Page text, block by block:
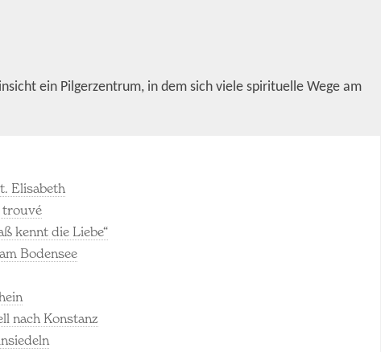
ein Pilgerzentrum, in dem sich viele spirituelle Wege am
Elisabeth
trouvé
kennt die Liebe“
Bodensee
nach Konstanz